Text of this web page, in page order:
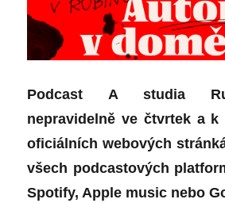
Podcast A studia
nepravidelně ve čtvrtek a
oficiálních webových
všech podcastových
Spotify, Apple music nebo